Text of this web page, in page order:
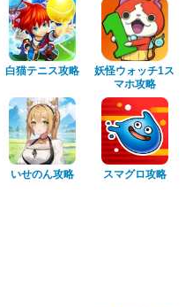
白猫テニス攻略
妖怪ウォッチ1ス
マホ攻略
いせのん攻略 スマグロ攻略